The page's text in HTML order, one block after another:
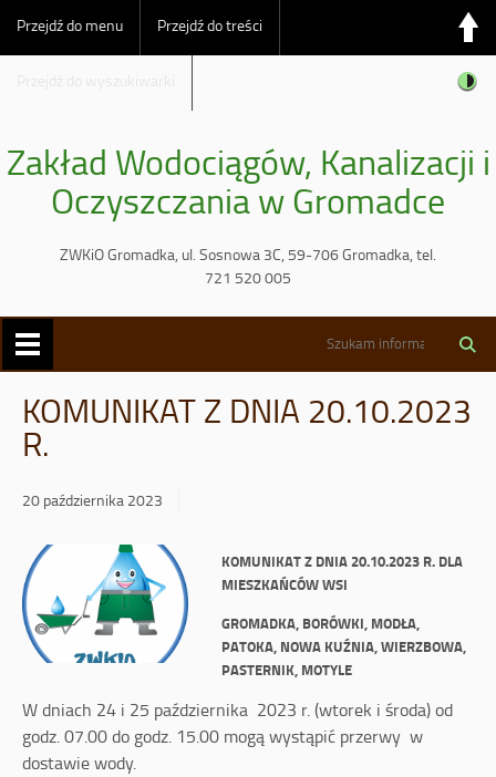
Przejdź do menu Przejdź do treści
Zakład Wodociągów, Kanalizacji i
Oczyszczania w Gromadce
ZWKiO Gromadka, ul. Sosnowa 3C, 59-706 Gromadka, tel.
721 520 005
KOMUNIKAT Z DNIA 20.10.2023
R.
20 października 2023
KOMUNIKATZ DNIA 20.10.2023 R. DLA
MIESZKAŃCÓW WSI
GROMADKA, BORÓWKI, MODŁA,
PATOKA, NOWA KUŹNIA, WIERZBOWA,
PASTERNIK, MOTYLE
W dniach 24 i 25 października 2023 r. (wtorek i środa) od
godz. 07.00 do godz. 15.00 mogą wystąpić przerwy w
dostawie wody.